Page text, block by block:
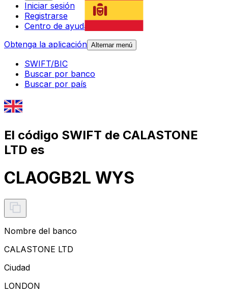
Iniciar sesión
Registrarse
Centro de ayuda
Obtenga la aplicación Alternar menú
SWIFT/BIC
Buscar por banco
Buscar por país
El código SWIFT de CALASTONE
LTD es
CLAOGB2L WYS
Nombre del banco
CALASTONE LTD
Ciudad
LONDON